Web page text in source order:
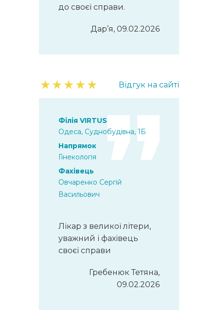
до своєї справи.
Дар’я, 09.02.2026
★★★★★ Відгук на сайті
Філія VIRTUS
Одеса, Суднобудівна, 1Б
Напрямок
Гінекологія
Фахівець
Овчаренко Сергій
Васильович
Лікар з великої літери,
уважний і фахівець
своєї справи
Гребенюк Тетяна,
09.02.2026